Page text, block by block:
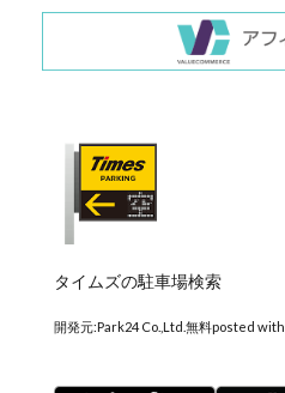
タイムズの駐車場検索
開発元:Park24 Co.,Ltd. 無料posted with